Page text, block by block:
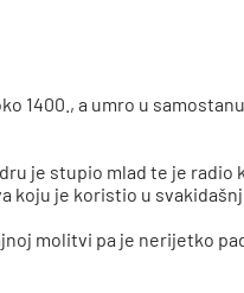
1400., a umro u
je stupio mlad te je
koju je koristio u
molitvi pa je nerijetko